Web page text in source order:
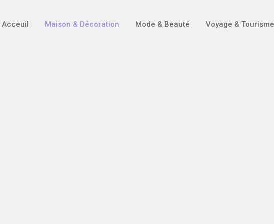
Acceuil Maison & Décoration Mode & Beauté Voyage & Tourisme